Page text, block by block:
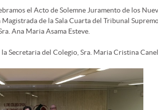
el Acto de Solemne Juramento de los
de la Sala Cuarta del Tribunal
Ana Maria Asama Esteve.
Secretaria del Colegio, Sra. Maria Cristina